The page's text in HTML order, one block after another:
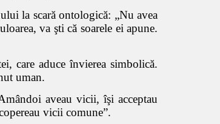
la scară ontologică: „Nu avea
va şti că soarele ei apune.
care aduce învierea simbolică.
uman.
aveau vicii, îşi acceptau
vicii comune”.